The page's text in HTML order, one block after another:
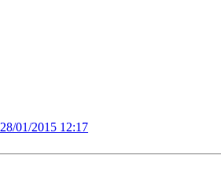
28/01/2015 12:17